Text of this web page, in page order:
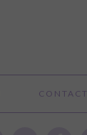
CONTACT